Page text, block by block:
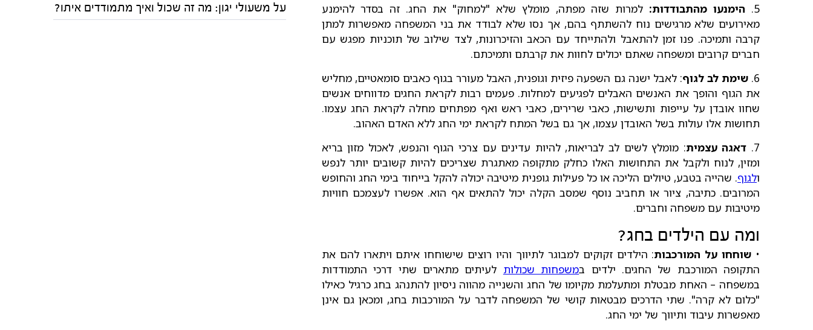
5.
הימנעו מהתבודדות: למרות שזה מפתה, מומלץ שלא "למחוק" את החג. זה בסדר להימנע
מאירועים שלא מרגישים נוח להשתתף בהם, אך נסו שלא לבודד את בני המשפחה מאפשרות למתן
קרבה ותמיכה. פנו זמן להתאבל ולהתייחד עם הכאב והזיכרונות, לצד שילוב של תוכניות מפגש עם
חברים קרובים ומשפחה שאתם יכולים לחוות את קרבתם ותמיכתם.
6. שימת לב לגוף: לאבל ישנה גם השפעה פיזית וגופנית, האבל מעורר בגוף כאבים סומאטיים, מחליש
את הגוף והופך את האנשים האבלים לפגיעים למחלות. פעמים רבות לקראת החגים מדווחים אנשים
שחוו אובדן על עייפות ותשישות, כאבי שרירים, כאבי ראש ואף מפתחים מחלה לקראת החג עצמו.
תחושות אלו עולות בשל האובדן עצמו, אך גם בשל המתח לקראת ימי החג ללא האדם האהוב.
7. דאגה עצמית: מומלץ לשים לב לבריאות, להיות עדינים עם צרכי הגוף והנפש, לאכול מזון בריא
ומזין, לנוח ולקבל את התחושות האלו כחלק מתקופה מאתגרת שצריכים להיות קשובים יותר לנפש
ולגוף. שהייה בטבע, טיולים הליכה או כל פעילות גופנית מיטיבה יכולה להקל בייחוד בימי החג והחופש
המרובים. כתיבה, ציור או תחביב נוסף שמסב הקלה יכול להתאים אף הוא. אפשרו לעצמכם חוויות
מיטיבות עם משפחה וחברים.
ומה עם הילדים בחג?
• שוחחו על המורכבות: הילדים זקוקים למבוגר לתיווך והיו רוצים שישוחחו איתם ויתארו להם את
התקופה המורכבת של החגים. ילדים במשפחות שכולות לעיתים מתארים שתי דרכי התמודדות
במשפחה – האחת מבטלת ומתעלמת מקיומו של החג והשנייה מהווה ניסיון להתנהג בחג כרגיל כאילו
"כלום לא קרה". שתי הדרכים מבטאות קושי של המשפחה לדבר על המורכבות בחג, ומכאן גם אינן
מאפשרות עיבוד ותיווך של ימי החג.
על משעולי יגון: מה זה שכול ואיך מתמודדים איתו?